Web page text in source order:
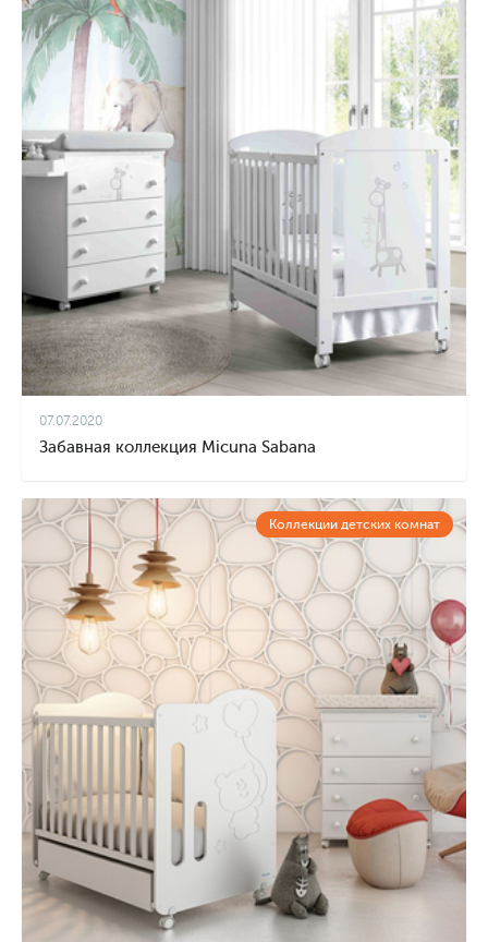
07.07.2020
Забавная коллекция Micuna Sabana
Коллекции детских комнат